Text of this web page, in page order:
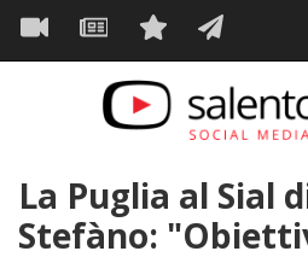
Salta
contenuto
Navigazione
principale
La Puglia al Sial
Stefàno: